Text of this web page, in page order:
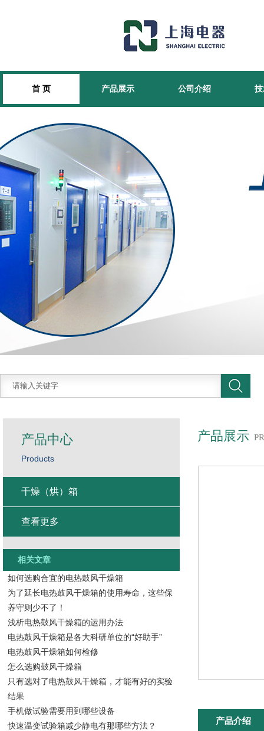
首 页 产品展示 公司介绍
产品展示
产品介绍
产品中心
Products
干燥（烘）箱
查看更多
相关文章
如何选购合宜的电热鼓风干燥箱
为了延长电热鼓风干燥箱的使用寿命，这些保
养守则少不了！
浅析电热鼓风干燥箱的运用办法
电热鼓风干燥箱是各大科研单位的“好助手”
电热鼓风干燥箱如何检修
怎么选购鼓风干燥箱
只有选对了电热鼓风干燥箱，才能有好的实验
结果
手机做试验需要用到哪些设备
快速温变试验箱减少静电有那哪些方法？